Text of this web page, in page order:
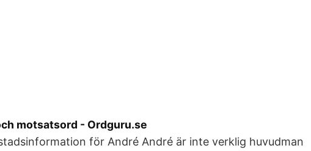
motsatsord - Ordguru.se
för André André är inte verklig huvudman